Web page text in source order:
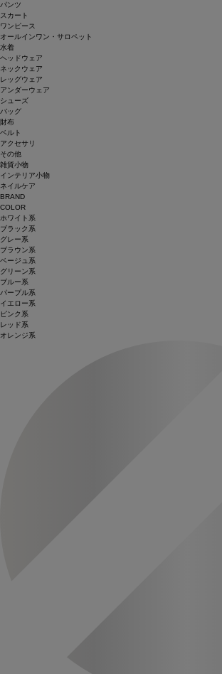
パンツ
スカート
ワンピース
オールインワン・サロペット
水着
ヘッドウェア
ネックウェア
レッグウェア
アンダーウェア
シューズ
バッグ
財布
ベルト
アクセサリ
その他
雑貨小物
インテリア小物
ネイルケア
BRAND
COLOR
ホワイト系
ブラック系
グレー系
ブラウン系
ベージュ系
グリーン系
ブルー系
パープル系
イエロー系
ピンク系
レッド系
オレンジ系